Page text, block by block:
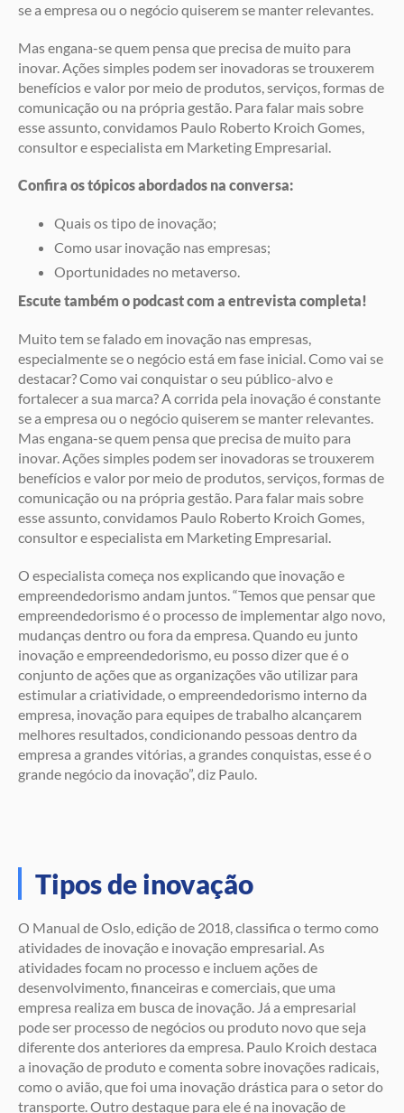
se a empresa ou o negócio quiserem se manter relevantes.
Mas engana-se quem pensa que precisa de muito para
inovar. Ações simples podem ser inovadoras se trouxerem
benefícios e valor por meio de produtos, serviços, formas de
comunicação ou na própria gestão. Para falar mais sobre
esse assunto, convidamos Paulo Roberto Kroich Gomes,
consultor e especialista em Marketing Empresarial.
Confira os tópicos abordados na conversa:
Quais os tipo de inovação;
Como usar inovação nas empresas;
Oportunidades no metaverso.
Escute também o podcast com a entrevista completa!
Muito tem se falado em inovação nas empresas,
especialmente se o negócio está em fase inicial. Como vai se
destacar? Como vai conquistar o seu público-alvo e
fortalecer a sua marca? A corrida pela inovação é constante
se a empresa ou o negócio quiserem se manter relevantes.
Mas engana-se quem pensa que precisa de muito para
inovar. Ações simples podem ser inovadoras se trouxerem
benefícios e valor por meio de produtos, serviços, formas de
comunicação ou na própria gestão. Para falar mais sobre
esse assunto, convidamos Paulo Roberto Kroich Gomes,
consultor e especialista em Marketing Empresarial.
O especialista começa nos explicando que inovação e
empreendedorismo andam juntos. “Temos que pensar que
empreendedorismo é o processo de implementar algo novo,
mudanças dentro ou fora da empresa. Quando eu junto
inovação e empreendedorismo, eu posso dizer que é o
conjunto de ações que as organizações vão utilizar para
estimular a criatividade, o empreendedorismo interno da
empresa, inovação para equipes de trabalho alcançarem
melhores resultados, condicionando pessoas dentro da
empresa a grandes vitórias, a grandes conquistas, esse é o
grande negócio da inovação”, diz Paulo.
Tipos de inovação
O Manual de Oslo, edição de 2018, classifica o termo como
atividades de inovação e inovação empresarial. As
atividades focam no processo e incluem ações de
desenvolvimento, financeiras e comerciais, que uma
empresa realiza em busca de inovação. Já a empresarial
pode ser processo de negócios ou produto novo que seja
diferente dos anteriores da empresa. Paulo Kroich destaca
a inovação de produto e comenta sobre inovações radicais,
como o avião, que foi uma inovação drástica para o setor do
transporte. Outro destaque para ele é na inovação de